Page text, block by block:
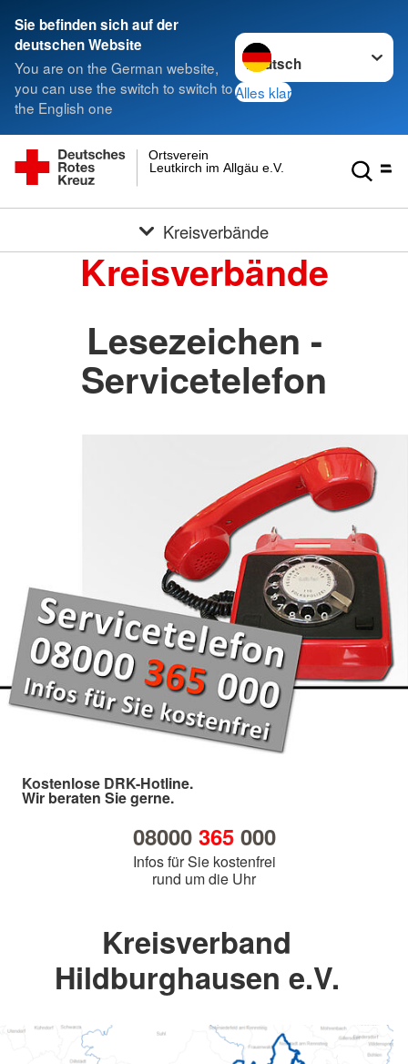
Sie befinden sich auf der
deutschen Website
You are on the German website,
you can use the switch to switch to
the English one
Sprache wechseln zu
Alles klar
Leutkirch im Allgäu e.V.
Ortsverein
Kreisverbände
Kreisverbände
Lesezeichen -
Servicetelefon
Kostenlose DRK-Hotline.
Wir beraten Sie gerne.
08000 365000
Infos für Sie kostenfrei
rund um die Uhr
Kreisverband
Hildburghausen e.V.